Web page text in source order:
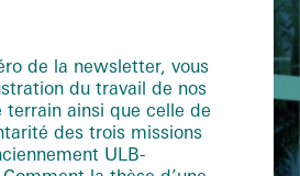
de la newsletter, vous
du travail de nos
terrain ainsi que celle de
des trois missions
ULB-